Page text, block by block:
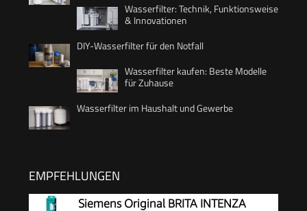
Wasserfilter: Technik, Funktionsweise
& Innovationen
DIY-Wasserfilter für den Notfall
Wasserfilter kaufen: Beste Modelle
für Zuhause
Wasserfilter im Haushalt und Gewerbe
EMPFEHLUNGEN
Siemens Original BRITA INTENZA